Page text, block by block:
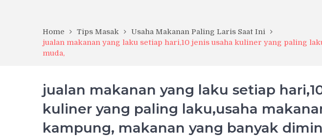
Home Tips Masak
Usaha Makanan Paling Laris Saat Ini
jualan makanan yang laku setiap hari,10 jenis usaha kuliner yang paling
muda,
jualan makanan yang laku setiap
kuliner yang paling laku,usaha
kampung, makanan yang banyak